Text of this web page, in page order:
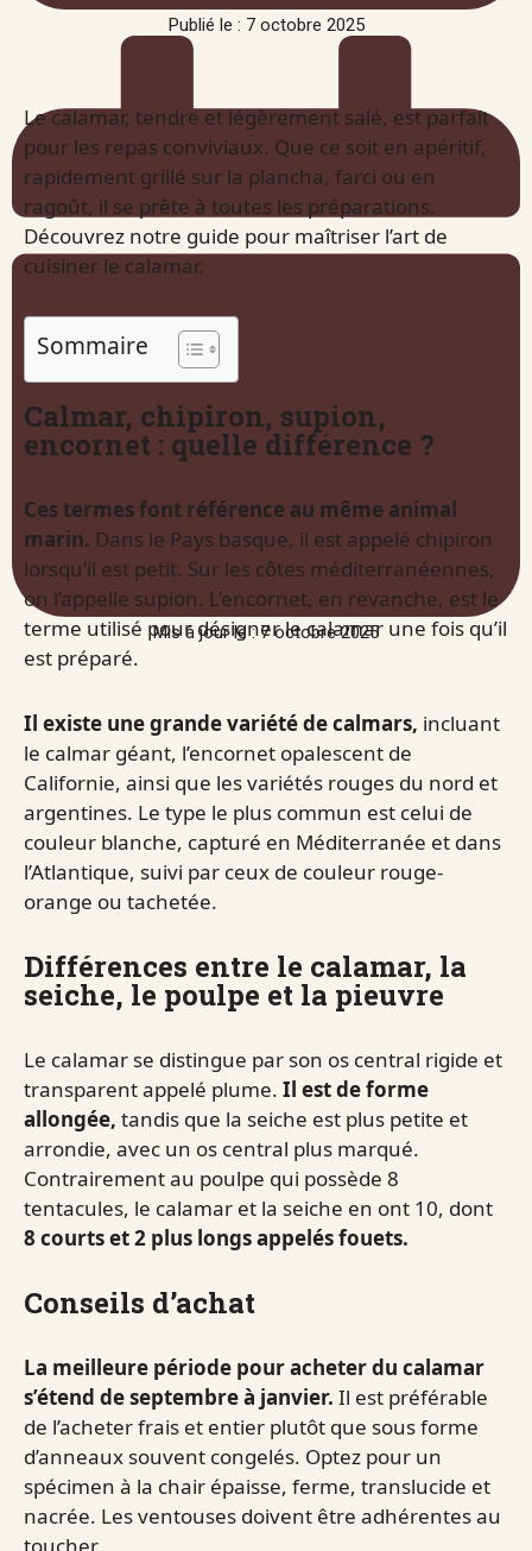
Publié le : 7 octobre 2025
Mis à jour le : 7 octobre 2025
Le calamar, tendre et légèrement salé, est parfait
pour les repas conviviaux. Que ce soit en apéritif,
rapidement grillé sur la plancha, farci ou en
ragoût, il se prête à toutes les préparations.
Découvrez notre guide pour maîtriser l’art de
cuisiner le calamar.
Sommaire
Calmar, chipiron, supion,
encornet : quelle différence ?
Ces termes font référence au même animal
marin. Dans le Pays basque, il est appelé chipiron
lorsqu’il est petit. Sur les côtes méditerranéennes,
on l’appelle supion. L’encornet, en revanche, est le
terme utilisé pour désigner le calamar une fois qu’il
est préparé.
Il existe une grande variété de calmars, incluant
le calmar géant, l’encornet opalescent de
Californie, ainsi que les variétés rouges du nord et
argentines. Le type le plus commun est celui de
couleur blanche, capturé en Méditerranée et dans
l’Atlantique, suivi par ceux de couleur rouge-
orange ou tachetée.
Différences entre le calamar, la
seiche, le poulpe et la pieuvre
Le calamar se distingue par son os central rigide et
transparent appelé plume. Il est de forme
allongée, tandis que la seiche est plus petite et
arrondie, avec un os central plus marqué.
Contrairement au poulpe qui possède 8
tentacules, le calamar et la seiche en ont 10, dont
8 courts et 2 plus longs appelés fouets.
Conseils d’achat
La meilleure période pour acheter du calamar
s’étend de septembre à janvier. Il est préférable
de l’acheter frais et entier plutôt que sous forme
d’anneaux souvent congelés. Optez pour un
spécimen à la chair épaisse, ferme, translucide et
nacrée. Les ventouses doivent être adhérentes au